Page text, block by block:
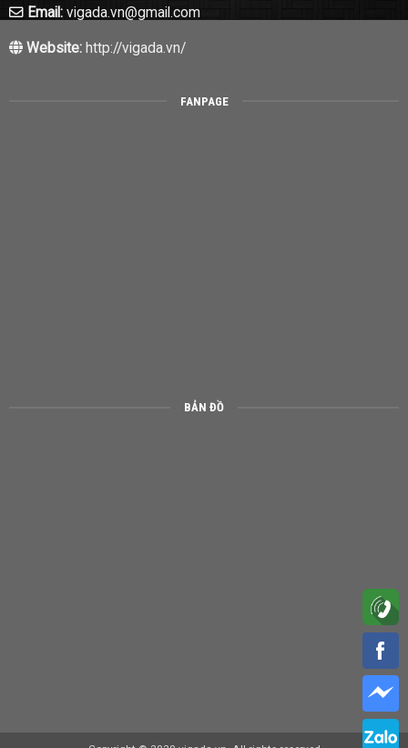
Email: vigada.vn@gmail.com
Website:http://vigada.vn/
FANPAGE
BẢN ĐỒ